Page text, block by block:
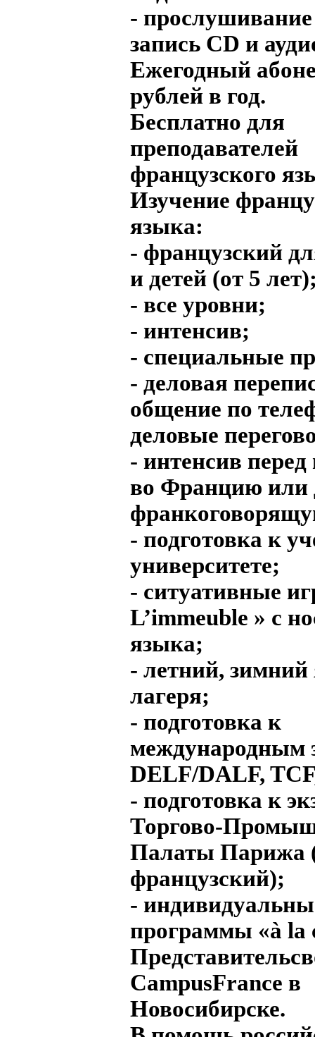
- прослушивание
запись CD и
Ежегодный
рублей в год.
Бесплатно для
преподавателей
французского
Изучение
языка:
- французский
и детей (от 5
- все уровни;
- интенсив;
- специальные
- деловая
общение по
деловые
- интенсив перед
во Францию или
- подготовка к
университете;
- ситуативные
L’immeuble » с
языка;
- летний,
лагеря;
- подготовка к
международным
DELF/DALF,
- подготовка к
Торгово-
Палаты Парижа
французский);
-
программы «à la
CampusFrance в
Новосибирске.